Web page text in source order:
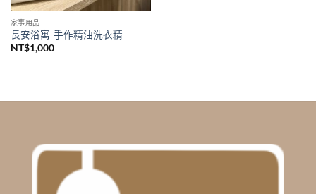
家事用品
長安浴寓-手作精油洗衣精
NT$1,000